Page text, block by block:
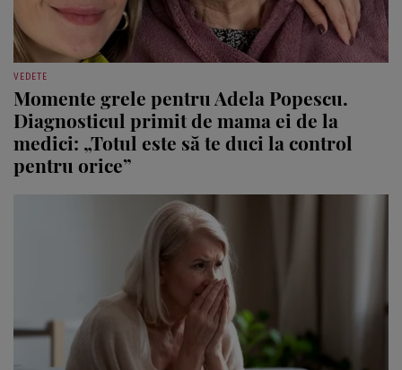
Momente grele pentru Adela Popescu.
Diagnosticul primit de mama ei de la
medici: „Totul este să te duci la control
pentru orice”